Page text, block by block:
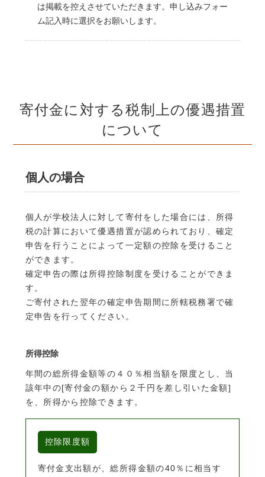
は掲載を控えさせていただきます。申し込みフォー
ム記入時に選択をお願いします。
寄付金に対する税制上の優遇措置
について
個人の場合
個人が学校法人に対して寄付をした場合には、所得
税の計算において優遇措置が認められており、確定
申告を行うことによって一定額の控除を受けること
ができます。
確定申告の際は所得控除制度を受けることができま
す。
ご寄付された翌年の確定申告期間に所轄税務署で確
定申告を行ってください。
所得控除
年間の総所得金額等の４０％相当額を限度とし、当
該年中の[寄付金の額から２千円を差し引いた金額]
を、所得から控除できます。
控除限度額
寄付金支出額が、総所得金額の40％に相当す